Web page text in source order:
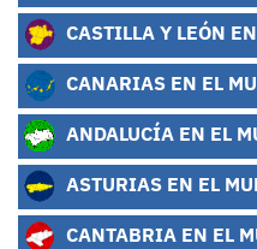
CASTILLA Y LEÓN
CANARIAS EN EL
ANDALUCÍA EN EL
ASTURIAS EN EL
CANTABRIA EN EL